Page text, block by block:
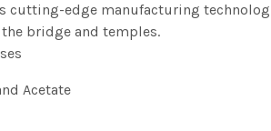
cutting-edge manufacturing
bridge and temples.
Acetate